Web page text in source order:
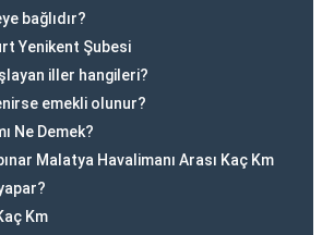
bağlıdır?
Yenikent Şubesi
iller hangileri?
emekli olunur?
Ne Demek?
Malatya Havalimanı Arası Kaç Km
Km